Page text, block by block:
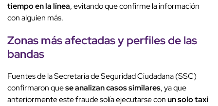
tiempo en la línea, evitando que confirme la información
con alguien más.
Zonas más afectadas y perfiles de las
bandas
Fuentes de la Secretaría de Seguridad Ciudadana (SSC)
confirmaron quese analizan casos similares, ya que
anteriormente este fraude solía ejecutarse conun solo taxi